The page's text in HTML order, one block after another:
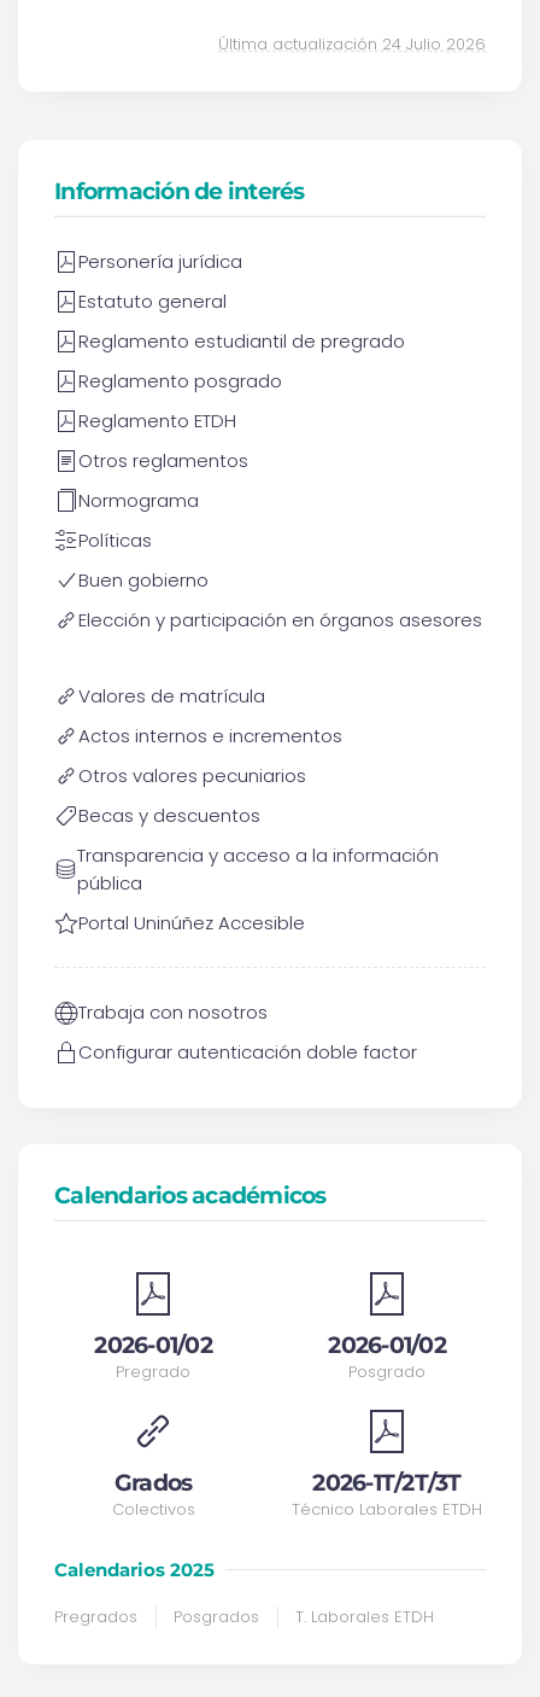
Última actualización 24 Julio 2026
Información de interés
Personería jurídica
Estatuto general
Reglamento estudiantil de pregrado
Reglamento posgrado
Reglamento ETDH
Otros reglamentos
Normograma
Políticas
Buen gobierno
Elección y participación en órganos asesores
Valores de matrícula
Actos internos e incrementos
Otros valores pecuniarios
Becas y descuentos
Transparencia y acceso a la información
pública
Portal Uninúñez Accesible
Trabaja con nosotros
Configurar autenticación doble factor
Calendarios académicos
2026-01/02
Pregrado
Grados
Colectivos
2026-01/02
Posgrado
2026-1T/2T/3T
Técnico Laborales ETDH
Calendarios 2025
Pregrados Posgrados T. Laborales ETDH